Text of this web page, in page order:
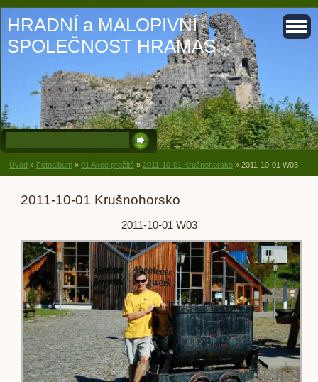
HRADNÍ a MALOPIVNÍ
SPOLEČNOST HRAMAS
Úvod » Fotoalbum » 01 Akce prožité » 2011-10-01 Krušnohorsko » 2011-10-01 W03
2011-10-01 Krušnohorsko
2011-10-01 W03